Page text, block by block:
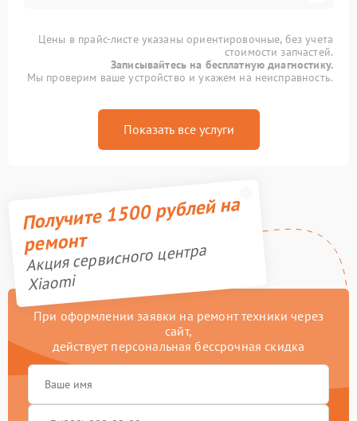
Цены в прайс-листе указаны ориентировочные, без учета
стоимости запчастей.
Записывайтесь на бесплатную диагностику.
Мы проверим ваше устройство и укажем на неисправность.
Показать все услуги
Получите 1500 рублей на
ремонт
Акция сервисного центра
Xiaomi
При оформлении заявки на ремонт техники через
сайт,
действует персональная бессрочная скидка